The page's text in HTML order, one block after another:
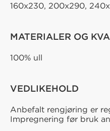
160x230, 200x290,
MATERIALER OG
100% ull
VEDLIKEHOLD
Anbefalt rengjøring er
Impregnering før bruk